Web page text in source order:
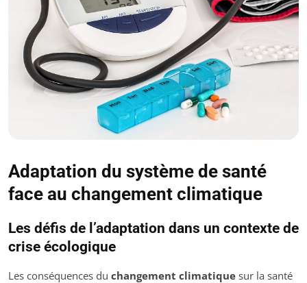
Adaptation du système de santé
face au changement climatique
Les défis de l’adaptation dans un contexte de
crise écologique
Les conséquences du changement climatique sur la santé